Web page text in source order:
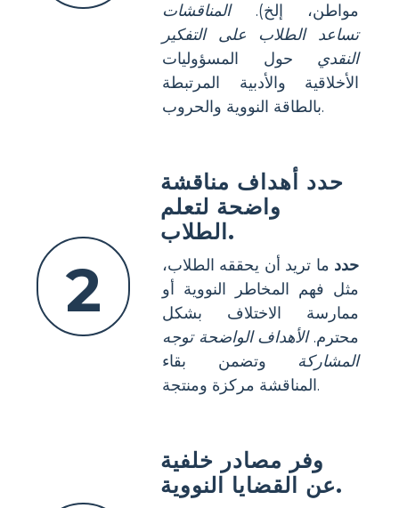
مواطن، إلخ).المناقشات
تساعد الطلاب على التفكير
النقدي حول المسؤوليات
الأخلاقية والأدبية المرتبطة
بالطاقة النووية والحروب.
2
حدد أهداف مناقشة
واضحة لتعلم
الطلاب.
حدد ما تريد أن يحققه الطلاب،
مثل فهم المخاطر النووية أو
ممارسة الاختلاف بشكل
محترم.الأهداف الواضحة توجه
المشاركة وتضمن بقاء
المناقشة مركزة ومنتجة.
وفر مصادر خلفية
عن القضايا النووية.